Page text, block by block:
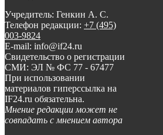
Учредитель: Генкин А. С.
Телефон редакции: +7 (495)
003-9824
E-mail: info@if24.ru
Свидетельство о регистрации
СМИ: ЭЛ № ФС 77 - 67477
При использовании
материалов гиперссылка на
IF24.ru обязательна.
Мнение редакции может не
совпадать с мнением автора